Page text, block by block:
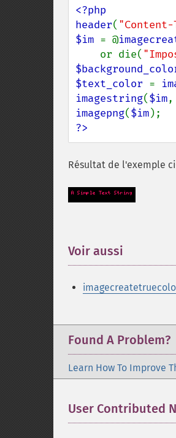
<?php
header( "Content-
$im = @
    or die(
$text_color =
imagestring($im,
imagepng($im
?>
Résultat de l'exemple
Voir aussi
Found A Problem?
Learn How To Improve
User Contributed